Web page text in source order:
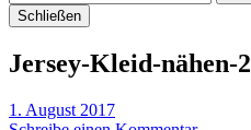
Schließen
Jersey-Kleid-nähen-2
1. August 2017